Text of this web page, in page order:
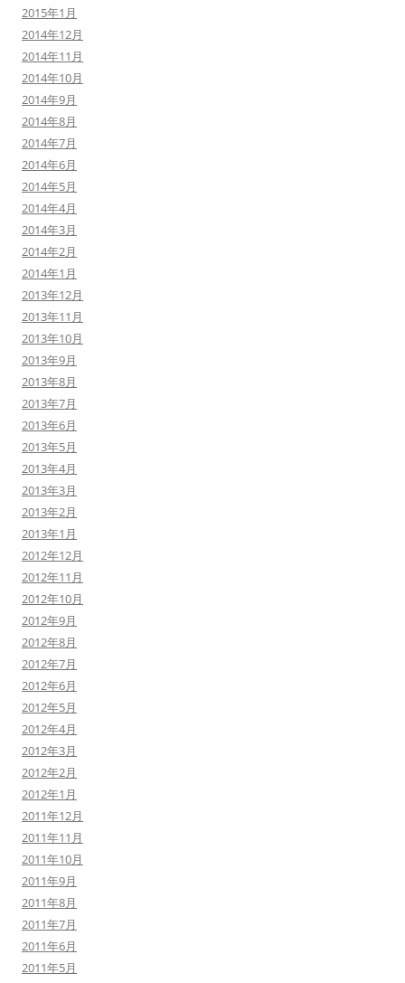
2015年1月
2014年12月
2014年11月
2014年10月
2014年9月
2014年8月
2014年7月
2014年6月
2014年5月
2014年4月
2014年3月
2014年2月
2014年1月
2013年12月
2013年11月
2013年10月
2013年9月
2013年8月
2013年7月
2013年6月
2013年5月
2013年4月
2013年3月
2013年2月
2013年1月
2012年12月
2012年11月
2012年10月
2012年9月
2012年8月
2012年7月
2012年6月
2012年5月
2012年4月
2012年3月
2012年2月
2012年1月
2011年12月
2011年11月
2011年10月
2011年9月
2011年8月
2011年7月
2011年6月
2011年5月